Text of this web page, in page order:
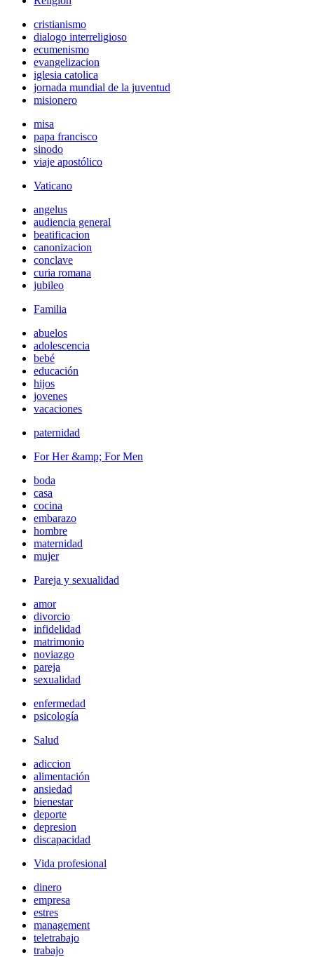
cristianismo
dialogo interreligioso
ecumenismo
evangelizacion
iglesia catolica
jornada mundial de la juventud
misionero
misa
papa francisco
sinodo
viaje apostólico
Vaticano
angelus
audiencia general
beatificacion
canonizacion
conclave
curia romana
jubileo
Familia
abuelos
adolescencia
bebé
educación
hijos
jovenes
vacaciones
paternidad
For Her &amp; For Men
boda
casa
cocina
embarazo
hombre
maternidad
mujer
Pareja y sexualidad
amor
divorcio
infidelidad
matrimonio
noviazgo
pareja
sexualidad
enfermedad
psicología
Salud
adiccion
alimentación
ansiedad
bienestar
deporte
depresion
discapacidad
Vida profesional
dinero
empresa
estres
management
teletrabajo
trabajo